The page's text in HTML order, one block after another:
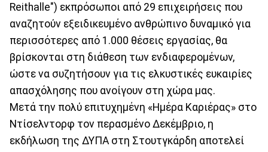
Reithalle") εκπρόσωποι από 29 επιχειρήσεις που
αναζητούν εξειδικευμένο ανθρώπινο δυναμικό για
περισσότερες από 1.000 θέσεις εργασίας, θα
βρίσκονται στη διάθεση των ενδιαφερομένων,
ώστε να συζητήσουν για τις ελκυστικές ευκαιρίες
απασχόλησης που ανοίγουν στη χώρα μας.
Μετά την πολύ επιτυχημένη «Ημέρα Καριέρας» στο
Ντίσελντορφ τον περασμένο Δεκέμβριο, η
εκδήλωση της ΔΥΠΑ στη Στουτγκάρδη αποτελεί